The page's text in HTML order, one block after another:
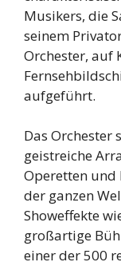
Musikers, die
seinem
Orchester, auf
aufgeführt.
Das Orchester
geistreiche
Operetten und
der ganzen
Showeffekte
großartige
einer der 500